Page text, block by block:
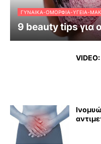
ΓΥΝΑΊΚΑ-ΟΜΟΡΦΙΆ-ΥΓΕΊΑ-
9 beauty tips για